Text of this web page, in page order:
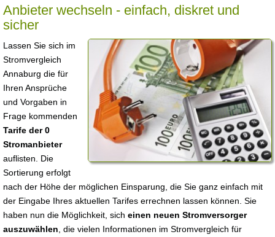
Anbieter wechseln - einfach, diskret und
sicher
Lassen Sie sich im
Stromvergleich
Annaburg die für
Ihren Ansprüche
und Vorgaben in
Frage kommenden
Tarife der 0
Stromanbieter
auflisten. Die
Sortierung erfolgt
nach der Höhe der möglichen Einsparung, die Sie ganz einfach mit
der Eingabe Ihres aktuellen Tarifes errechnen lassen können. Sie
haben nun die Möglichkeit, sich einen neuen Stromversorger
auszuwählen , die vielen Informationen im Stromvergleich für